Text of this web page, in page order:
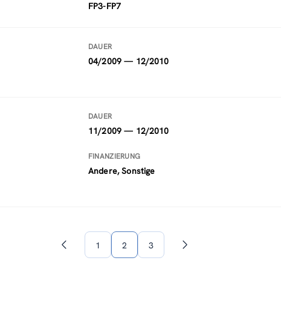
FP3-FP7
DAUER
04/2009 — 12/2010
DAUER
11/2009 — 12/2010
FINANZIERUNG
Andere, Sonstige
Vorherige
1 2 3
Nächste